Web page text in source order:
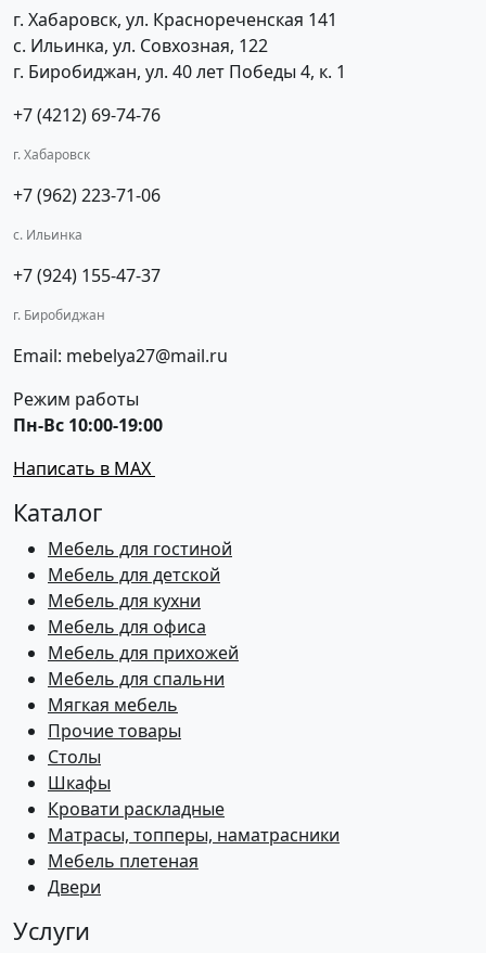
г. Хабаровск, ул. Краснореченская 141
с. Ильинка, ул. Совхозная, 122
г. Биробиджан, ул. 40 лет Победы 4, к. 1
+7 (4212) 69-74-76
г. Хабаровск
+7 (962) 223-71-06
с. Ильинка
+7 (924) 155-47-37
г. Биробиджан
Email: mebelya27@mail.ru
Режим работы
Пн-Вс 10:00-19:00
Написать в MAX
Каталог
Мебель для гостиной
Мебель для детской
Мебель для кухни
Мебель для офиса
Мебель для прихожей
Мебель для спальни
Мягкая мебель
Прочие товары
Столы
Шкафы
Кровати раскладные
Матрасы, топперы, наматрасники
Мебель плетеная
Двери
Услуги